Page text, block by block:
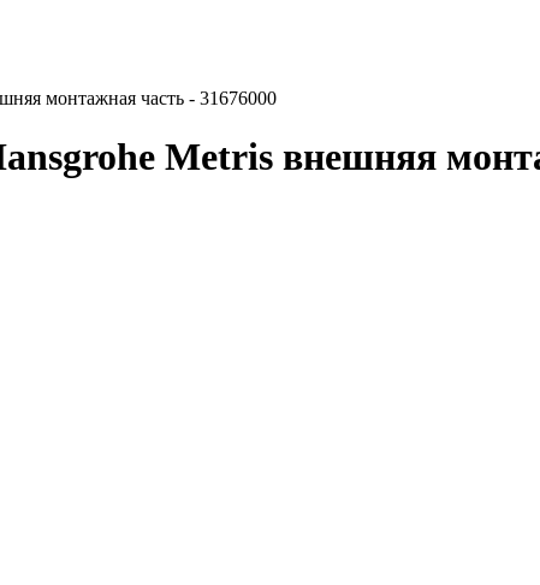
монтажная часть - 31676000
Metris внешняя